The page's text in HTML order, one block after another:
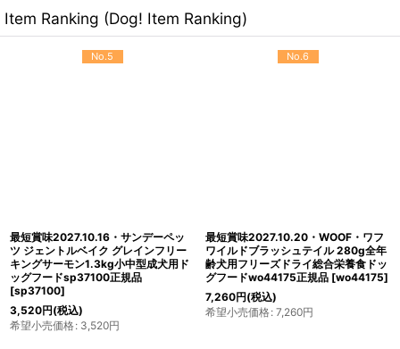
Item Ranking (Dog! Item Ranking)
No.5
最短賞味2027.10.16・サンデーペッ
ツ ジェントルベイク グレインフリー
キングサーモン1.3kg小中型成犬用ド
ッグフードsp37100正規品
[sp37100]
3,520円(税込)
希望小売価格: 3,520円
No.6
最短賞味2027.10.20・WOOF・ワフ
ワイルドブラッシュテイル 280g全年
齢犬用フリーズドライ総合栄養食ドッ
グフードwo44175正規品 [wo44175]
7,260円(税込)
希望小売価格: 7,260円